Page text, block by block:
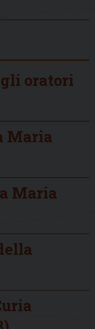
oratori
Maria
Maria